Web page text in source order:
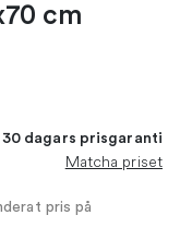
cm
30 dagars prisgaranti
Matcha priset
pris på